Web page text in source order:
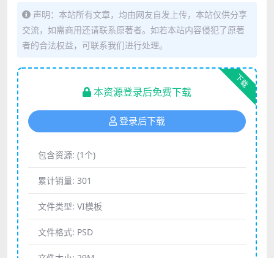
声明：本站所有文章，均由网友自发上传，本站仅供分享
交流，如需商用还请联系原著者。如若本站内容侵犯了原著
者的合法权益，可联系我们进行处理。
下载
本资源登录后免费下载
登录后下载
包含资源: (1个)
累计销量: 301
文件类型: VI模板
文件格式: PSD